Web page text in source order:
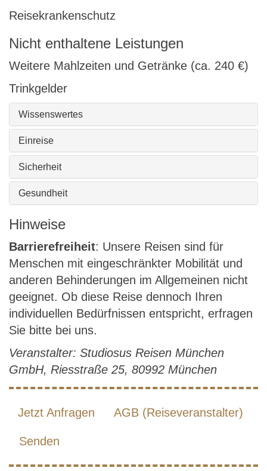
Reisekrankenschutz
Nicht enthaltene Leistungen
Weitere Mahlzeiten und Getränke (ca. 240 €)
Trinkgelder
Wissenswertes
Einreise
Sicherheit
Gesundheit
Hinweise
Barrierefreiheit: Unsere Reisen sind für
Menschen mit eingeschränkter Mobilität und
anderen Behinderungen im Allgemeinen nicht
geeignet. Ob diese Reise dennoch Ihren
individuellen Bedürfnissen entspricht, erfragen
Sie bitte bei uns.
Veranstalter: Studiosus Reisen München
GmbH, Riesstraße 25, 80992 München
Jetzt Anfragen AGB (Reiseveranstalter)
Senden